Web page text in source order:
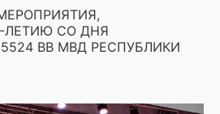
ЛЕТИЮ СО ДНЯ
ВВ МВД РЕСПУБЛИКИ